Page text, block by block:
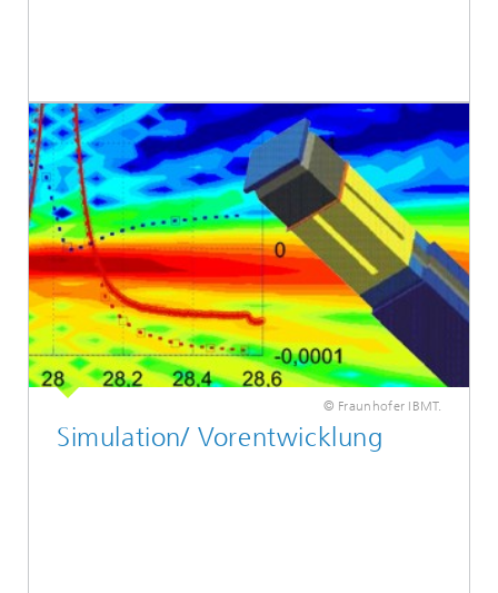
© Fraunhofer IBMT.
Simulation/ Vorentwicklung